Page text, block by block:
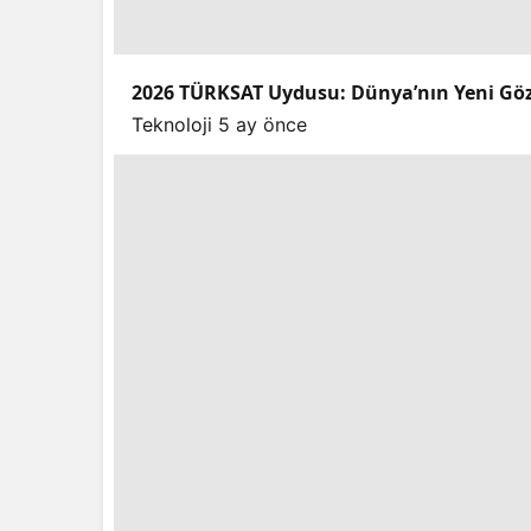
2026 TÜRKSAT Uydusu: Dünya’nın Yeni
Teknoloji 5 ay önce